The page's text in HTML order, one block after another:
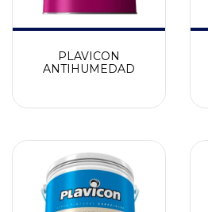
PLAVICON
ANTIHUMEDAD